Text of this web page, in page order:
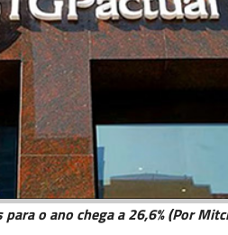
o ano chega a 26,6% (Por